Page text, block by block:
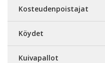
Kosteudenpoistajat
Köydet
Kuivapallot